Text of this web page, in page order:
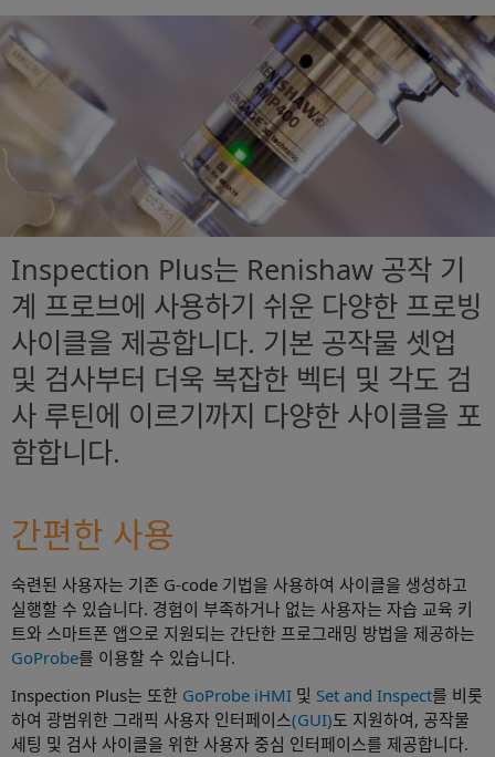
Inspection Plus는 Renishaw 공작 기
계 프로브에 사용하기 쉬운 다양한 프로빙
사이클을 제공합니다. 기본 공작물 셋업
및 검사부터 더욱 복잡한 벡터 및 각도 검
사 루틴에 이르기까지 다양한 사이클을 포
함합니다.
간편한 사용
숙련된 사용자는 기존 G-code 기법을 사용하여 사이클을 생성하고
실행할 수 있습니다. 경험이 부족하거나 없는 사용자는 자습 교육 키
트와 스마트폰 앱으로 지원되는 간단한 프로그래밍 방법을 제공하는
GoProbe를 이용할 수 있습니다.
Inspection Plus는 또한 GoProbe iHMI 및 Set and Inspect를 비롯
하여 광범위한 그래픽 사용자 인터페이스(GUI)도 지원하여, 공작물
세팅 및 검사 사이클을 위한 사용자 중심 인터페이스를 제공합니다.